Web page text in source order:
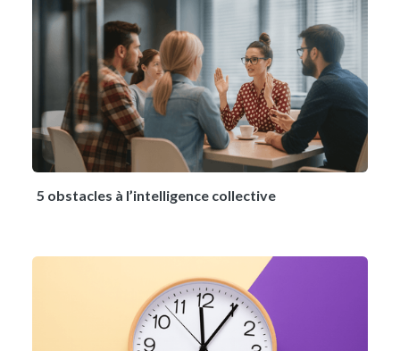
5 obstacles à l’intelligence collective